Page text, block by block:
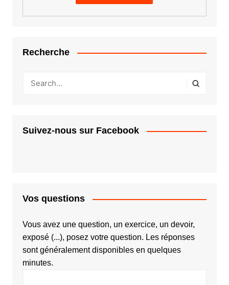
Recherche
Suivez-nous sur Facebook
Vos questions
Vous avez une question, un exercice, un devoir,
exposé (...), posez votre question. Les réponses
sont généralement disponibles en quelques
minutes.